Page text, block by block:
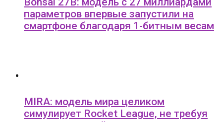
параметров впервые запустили на
смартфоне благодаря 1-битным весам
MIRA: модель мира целиком
симулирует Rocket League, не требуя